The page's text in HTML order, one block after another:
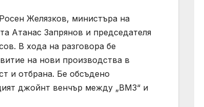
Желязков, министъра на
Атанас Запрянов и председателя
В хода на разговора бе
на нови производства в
и отбрана. Бе обсъдено
джойнт венчър между „ВМЗ“ и